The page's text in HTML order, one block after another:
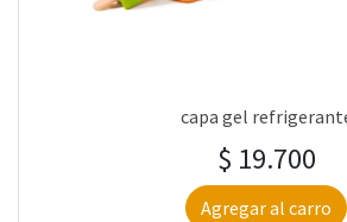
capa gel
$ 19.700
Agregar al carro